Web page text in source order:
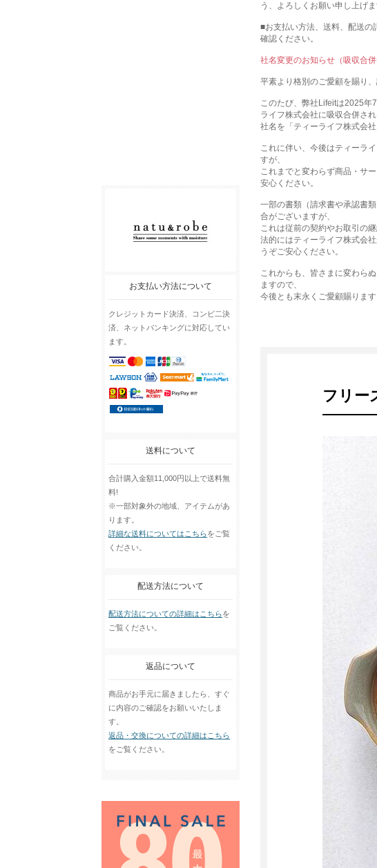
お支払い方法について
クレジットカード決済、コンビ二決
済、ネットバンキングに対応してい
ます。
送料について
合計購入金額11,000円以上で送料無
料!
※一部対象外の地域、アイテムがあ
ります。
詳細な送料についてはこちらをご覧
ください。
配送方法について
配送方法についての詳細はこちらを
ご覧ください。
返品について
商品がお手元に届きましたら、すぐ
に内容のご確認をお願いいたしま
す。
返品・交換についての詳細はこちら
をご覧ください。
う、よろしくお願い申し上げま
■お支払い方法、送料、配送の
確認ください。
社名変更のお知らせ（吸収合併
平素より格別のご愛顧を賜り
このたび、弊社Lifeitは2025年
ライフ株式会社に吸収合併され
社名を「ティーライフ株式会
これに伴い、今後はティーラ
すが、
これまでと変わらず商品・サ
安心ください。
一部の書類（請求書や承認書
合がございますが、
これは従前の契約やお取引の
法的にはティーライフ株式会
うぞご安心ください。
これからも、皆さまに変わら
ますので、
今後とも末永くご愛顧賜りま
フリー